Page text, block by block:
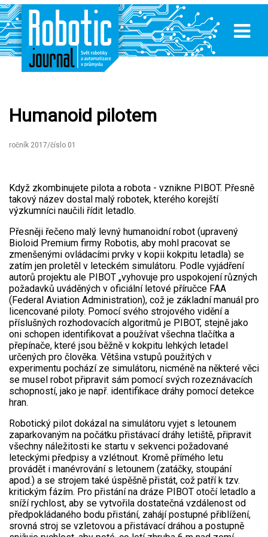
Humanoid pilotem
ročník 2017/číslo 01
Když zkombinujete pilota a robota - vznikne PIBOT. Přesně
takový název dostal malý robotek, kterého korejští
výzkumníci naučili řídit letadlo.
Přesněji řečeno malý levný humanoidní robot (upravený
Bioloid Premium firmy Robotis, aby mohl pracovat se
zmenšenými ovládacími prvky v kopii kokpitu letadla) se
zatím jen proletěl v leteckém simulátoru. Podle vyjádření
autorů projektu ale PIBOT „vyhovuje pro uspokojení různých
požadavků uváděných v oficiální letové příručce FAA
(Federal Aviation Administration), což je základní manuál pro
licencované piloty. Pomocí svého strojového vidění a
příslušných rozhodovacích algoritmů je PIBOT, stejně jako
oni schopen identifikovat a používat všechna tlačítka a
přepínače, které jsou běžně v kokpitu lehkých letadel
určených pro člověka. Většina vstupů použitých v
experimentu pochází ze simulátoru, nicméně na některé věci
se musel robot připravit sám pomocí svých rozeznávacích
schopností, jako je např. identifikace dráhy pomocí detekce
hran.
Robotický pilot dokázal na simulátoru vyjet s letounem
zaparkovaným na počátku přistávací dráhy letiště, připravit
všechny náležitosti ke startu v sekvenci požadované
leteckými předpisy a vzlétnout. Kromě přímého letu
provádět i manévrování s letounem (zatáčky, stoupání
apod.) a se strojem také úspěšně přistát, což patří k tzv.
kritickým fázím. Pro přistání na dráze PIBOT otočí letadlo a
sníží rychlost, aby se vytvořila dostatečná vzdálenost od
předpokládaného bodu přistání, zahájí postupné přiblížení,
srovná stroj se vzletovou a přistávací dráhou a postupně